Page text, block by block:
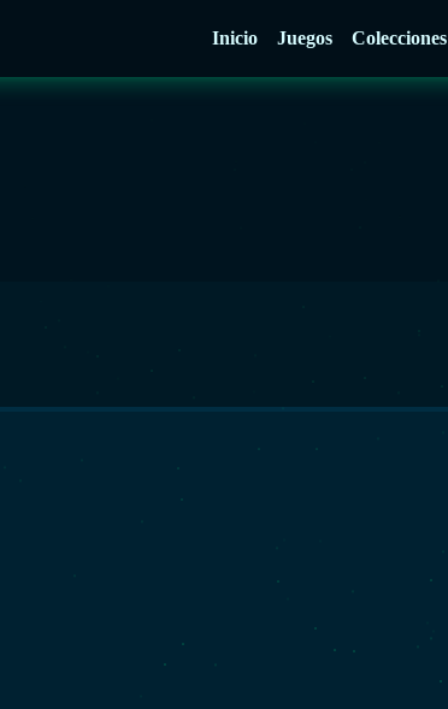
Inicio Juegos Colecciones